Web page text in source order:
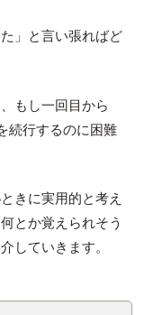
」と言い張ればど
もし一回目から
続行するのに困難
ときに実用的と考え
とか覚えられそう
していきます。